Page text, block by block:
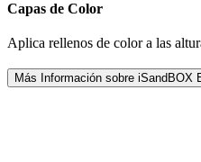
Capas de Color
Aplica rellenos de color a las
Más Información sobre iSandBOX